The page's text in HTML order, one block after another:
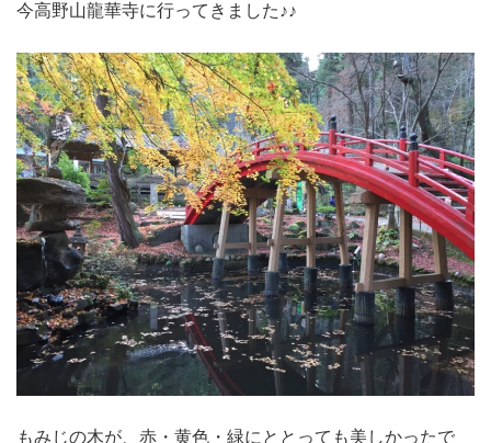
今高野山龍華寺に行ってきました♪♪
もみじの木が、赤・黄色・緑にととっても美しかったで